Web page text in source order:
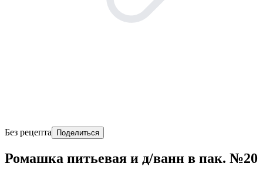
Без рецепта Поделиться
Ромашка питьевая и д/ванн в пак. №20